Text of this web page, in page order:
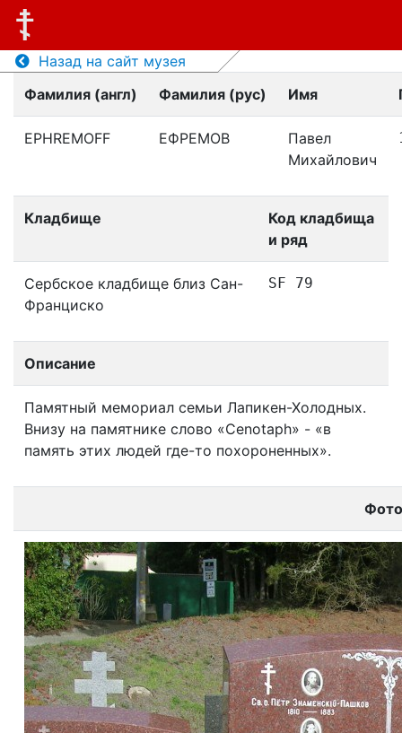
Назад на сайт музея
Фамилия (англ)
Фамилия (рус) Имя
EPHREMOFF ЕФРЕМОВ
Павел
Михайлович
Кладбище
Код кладбища
и ряд
Сербское кладбище близ Сан-
Франциско
SF 79
Описание
Памятный мемориал семьи Лапикен-Холодных.
Внизу на памятнике слово «Cenotaph» - «в
память этих людей где-то похороненных».
Фото